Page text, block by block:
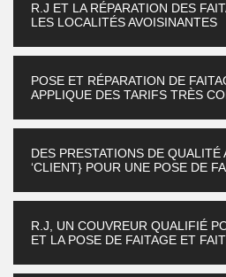
R.J ET LA RÉPARATION DES
LES LOCALITÉS AVOISINANTES
POSE ET RÉPARATION DE
APPLIQUE DES TARIFS TRÈS
DES PRESTATIONS DE QUALITÉ
‘CLIENT} POUR UNE POSE DE
R.J, UN COUVREUR QUALIFIÉ
ET LA POSE DE FAITAGE ET